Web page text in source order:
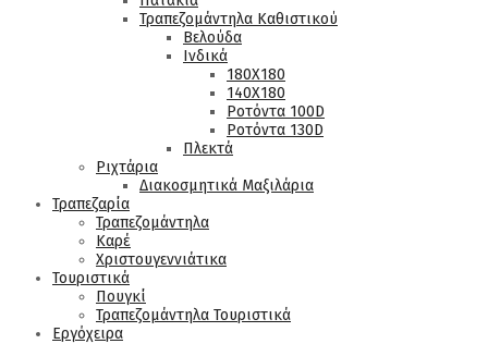
Τραπεζομάντηλα Καθιστικού
Βελούδα
Ινδικά
180Χ180
140Χ180
Ροτόντα 100D
Ροτόντα 130D
Πλεκτά
Ριχτάρια
Διακοσμητικά Μαξιλάρια
Τραπεζαρία
Τραπεζομάντηλα
Καρέ
Χριστουγεννιάτικα
Τουριστικά
Πουγκί
Τραπεζομάντηλα Τουριστικά
Εργόχειρα